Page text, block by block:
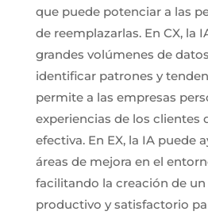
que puede potenciar a las
de reemplazarlas. En CX, la
grandes volúmenes de
identificar patrones y
permite a las empresas
experiencias de los clientes
efectiva. En EX, la IA puede
áreas de mejora en el
facilitando la creación de
productivo y satisfactorio